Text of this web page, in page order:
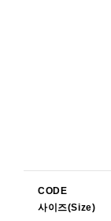
CODE
사이즈(Size)